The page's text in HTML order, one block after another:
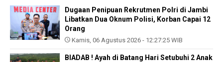
Dugaan Penipuan Rekrutmen Polri di Jambi
Libatkan Dua Oknum Polisi, Korban Capai 12
Orang
Kamis, 06 Agustus 2026 - 12:27:25 WIB
BIADAB ! Ayah di Batang Hari Setubuhi 2 Anak